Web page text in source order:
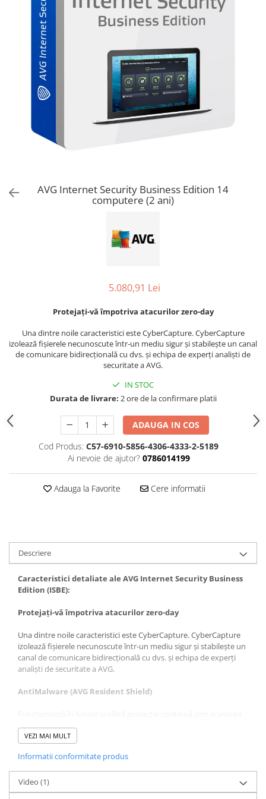
AVAST Driver Updater
AVAST SecureLine VPN
AVAST AntiTrack Premium
AVG Internet Security Business Edition 14
computere (2 ani)
5.080,91 Lei
Protejați-vă împotriva atacurilor zero-day
Una dintre noile caracteristici este CyberCapture. CyberCapture
izolează fișierele necunoscute într-un mediu sigur și stabilește un canal
de comunicare bidirecțională cu dvs. și echipa de experți analiști de
securitate a AVG.
IN STOC
Durata de livrare: 2 ore de la confirmare platii
ADAUGA IN COS
Cod Produs: C57-6910-5856-4306-4333-2-5189
Ai nevoie de ajutor? 0786014199
Adauga la Favorite Cere informatii
Descriere
Caracteristici detaliate ale AVG Internet Security Business
Edition (ISBE):
Protejați-vă împotriva atacurilor zero-day
Una dintre noile caracteristici este CyberCapture. CyberCapture
izolează fișierele necunoscute într-un mediu sigur și stabilește un
canal de comunicare bidirecțională cu dvs. și echipa de experți
analiști de securitate a AVG.
AntiMalware (AVG Resident Shield)
fișierelor de sistem și ajută la detectarea, eliminarea și prevenirea
răspândirii virușilor, viermilor sau troienilor.
AVG Anti-Spyware
Ajută la protejarea identității clientului dvs. împotriva
programelor spyware și adware care urmăresc informațiile
VEZI MAI MULT
Informatii conformitate produs
Video (1)